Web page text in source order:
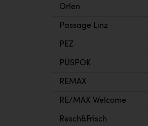
Orlen
Passage Linz
PEZ
PÜSPÖK
REMAX
RE/MAX Welcome
Resch&Frisch